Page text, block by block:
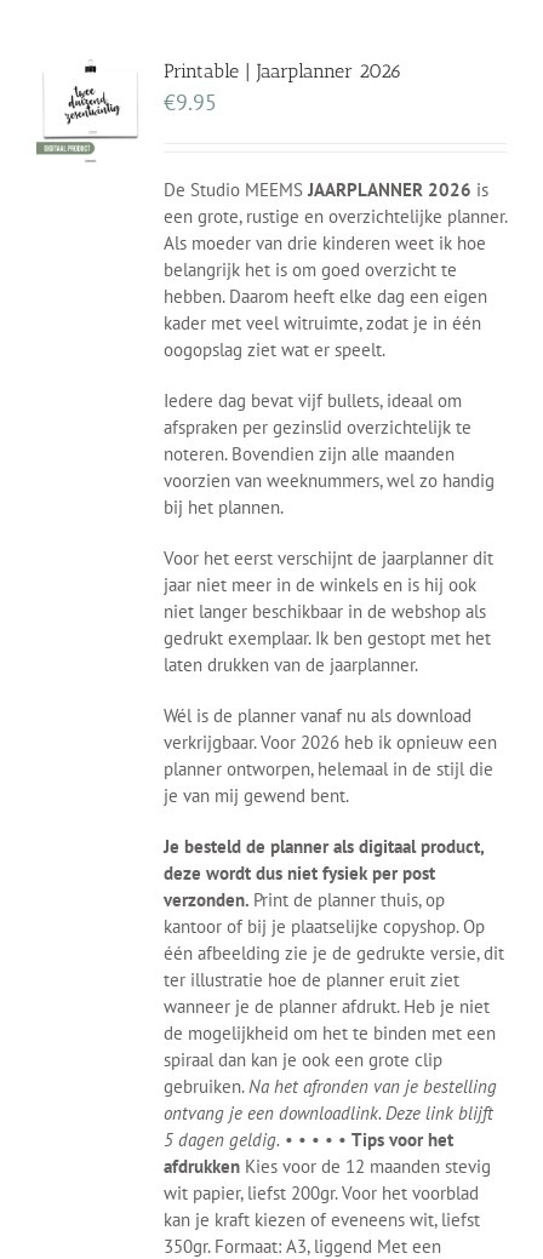
Printable | Jaarplanner 2026
€9.95
De Studio MEEMSJAARPLANNER 2026 is
een grote, rustige en overzichtelijke planner.
Als moeder van drie kinderen weet ik hoe
belangrijk het is om goed overzicht te
hebben. Daarom heeft elke dag een eigen
kader met veel witruimte, zodat je in één
oogopslag ziet wat er speelt.
Iedere dag bevat vijf bullets, ideaal om
afspraken per gezinslid overzichtelijk te
noteren. Bovendien zijn alle maanden
voorzien van weeknummers, wel zo handig
bij het plannen.
Voor het eerst verschijnt de jaarplanner dit
jaar niet meer in de winkels en is hij ook
niet langer beschikbaar in de webshop als
gedrukt exemplaar. Ik ben gestopt met het
laten drukken van de jaarplanner.
Wél is de planner vanaf nu als download
verkrijgbaar. Voor 2026 heb ik opnieuw een
planner ontworpen, helemaal in de stijl die
je van mij gewend bent.
Je besteld de planner als digitaal product,
deze wordt dus niet fysiek per post
verzonden. Print de planner thuis, op
kantoor of bij je plaatselijke copyshop. Op
één afbeelding zie je de gedrukte versie, dit
ter illustratie hoe de planner eruit ziet
wanneer je de planner afdrukt. Heb je niet
de mogelijkheid om het te binden met een
spiraal dan kan je ook een grote clip
gebruiken.Na het afronden van je bestelling
ontvang je een downloadlink. Deze link blijft
5 dagen geldig. • • • • • Tips voor het
afdrukken Kies voor de 12 maanden stevig
wit papier, liefst 200gr. Voor het voorblad
kan je kraft kiezen of eveneens wit, liefst
350gr. Formaat: A3, liggend Met een